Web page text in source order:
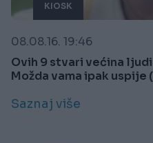
KIOSK
08.08.16. 19:46
Ovih 9 stvari većina
Možda vama ipak uspije
Saznaj više